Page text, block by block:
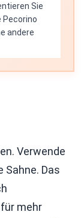
Sie
Pecorino
andere
Verwende
Sahne. Das
mehr